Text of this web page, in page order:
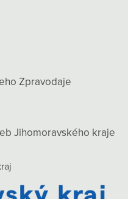
Zpravodaje
Jihomoravského kraje